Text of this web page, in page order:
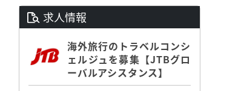
求人情報
海外旅行のトラベルコンシ
ェルジュを募集【JTBグロ
ーバルアシスタンス】